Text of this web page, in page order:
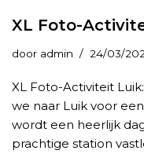
XL Foto-
door admin 24/03/
XL Foto-Activiteit
we naar Luik voor
wordt een heerlijk
prachtige station